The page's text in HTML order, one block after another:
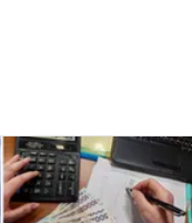
виплати
але грошей